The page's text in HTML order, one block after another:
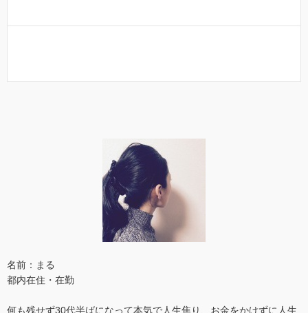
名前：まる
都内在住・在勤
何も残せず30代半ばになって本気で人生焦り、お金をかけずに人生